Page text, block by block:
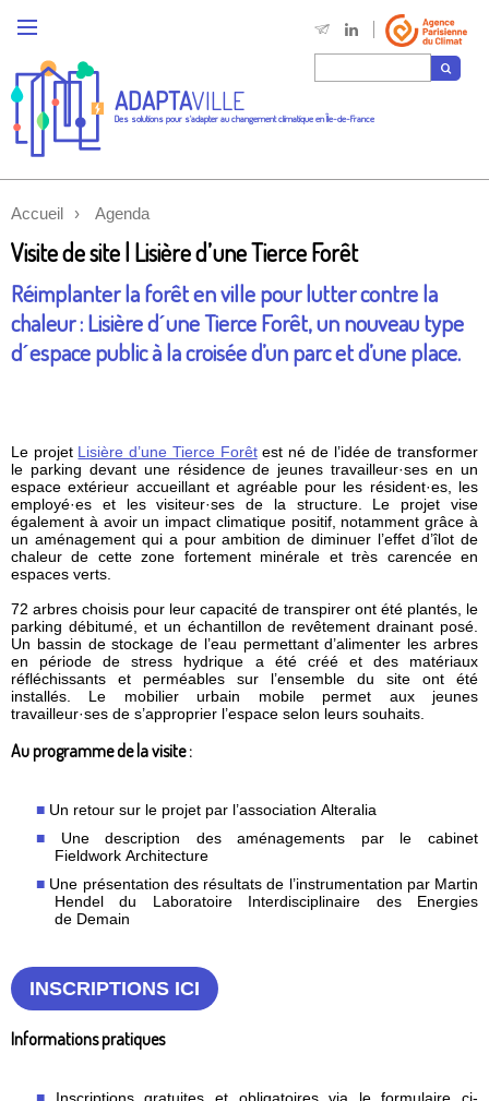
ADAPTAVILLE
Des solutions pour s'adapter au changement climatique en Île-de-France
Accueil Agenda
Visite de site | Lisière d’une Tierce Forêt
Réimplanter la forêt en ville pour lutter contre la
chaleur : Lisière dˊune Tierce Forêt, un nouveau type
dˊespace public à la croisée d’un parc et d’une place.
Le projet Lisière d’une Tierce Forêtest né de l’idée de transformer
le parking devant une résidence de jeunes travailleur·ses en un
espace extérieur accueillant et agréable pour les résident·es, les
employé·es et les visiteur·ses de la structure. Le projet vise
également à avoir un impact climatique positif, notamment grâce à
un aménagement qui a pour ambition de diminuer l’effet d’îlot de
chaleur de cette zone fortement minérale et très carencée en
espaces verts.
72 arbres choisis pour leur capacité de transpirer ont été plantés, le
parking débitumé, et un échantillon de revêtement drainant posé.
Un bassin de stockage de l’eau permettant d’alimenter les arbres
en période de stress hydrique a été créé et des matériaux
réfléchissants et perméables sur l’ensemble du site ont été
installés. Le mobilier urbain mobile permet aux jeunes
travailleur·ses de s’approprier l’espace selon leurs souhaits.
Au programme de la visite :
Un retour sur le projet par l’association Alteralia
Une description des aménagements par le cabinet
Fieldwork Architecture
Une présentation des résultats de l’instrumentation par Martin
Hendel du Laboratoire Interdisciplinaire des Energies
de Demain
INSCRIPTIONS ICI
Informations pratiques